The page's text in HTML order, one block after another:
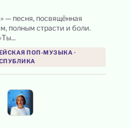
— песня, посвящённая
полным страсти и боли.
ПОП-МУЗЫКА ·